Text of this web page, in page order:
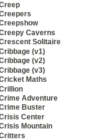
Caverns
Solitaire
(v1)
(v2)
(v3)
Maths
Adventure
Buster
Center
Mountain